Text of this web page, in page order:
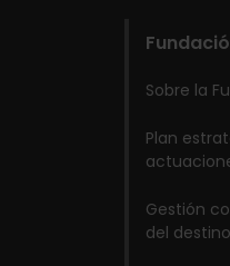
Main
Fundació
Sobre la
Plan
Gestión
del destino